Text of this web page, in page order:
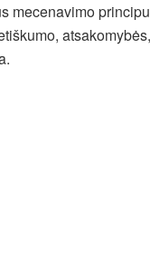
mecenavimo